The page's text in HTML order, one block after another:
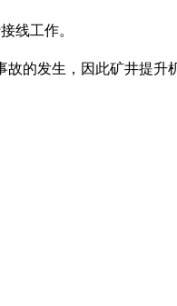
线工作。
发生，因此矿井提升